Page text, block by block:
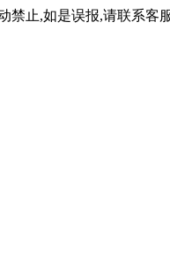
禁止,如是误报,请联系客